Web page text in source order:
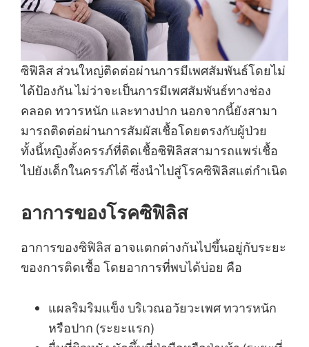
ซิฟิลิส ส่วนใหญ่ติดต่อผ่านการมีเพศสัมพันธ์โดยไม่
ได้ป้องกัน ไม่ว่าจะเป็นการมีเพศสัมพันธ์ทางช่อง
คลอด ทวารหนัก และทางปาก นอกจากนี้ยังสามา
มารถติดต่อผ่านการสัมผัสเชื้อโดยตรงกับผู้ป่วย
ทั้งนี้หญิงตั้งครรภ์ที่ติดเชื้อซิฟิลิสสามารถแพร่เชื้อ
ไปยังเด็กในครรภ์ได้ ซึ่งนำไปสู่โรคซิฟิลิสแต่กำเนิด
อาการของโรคซิฟิลิส
อาการของซิฟิลิส อาจแตกต่างกันไปขึ้นอยู่กับระยะ
ของการติดเชื้อ โดยอาการที่พบได้บ่อย คือ
แผลริมริมแข็ง บริเวณอวัยวะเพศ ทวารหนัก
หรือปาก (ระยะแรก)